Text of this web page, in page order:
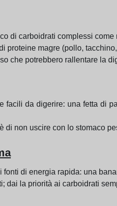
di carboidrati complessi
proteine magre (pollo,
che potrebbero rallentare la
facili da digerire: una fetta di
di non uscire con lo stomaco
fonti di energia rapida: una
dai la priorità ai carboidrati